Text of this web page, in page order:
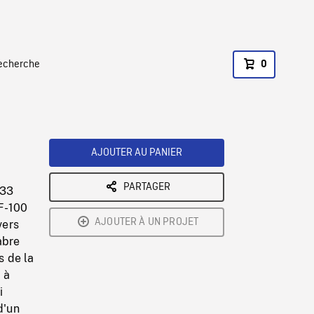
0
100
de la
à
AJOUTER AU PANIER
PARTAGER
AJOUTER À UN PROJET